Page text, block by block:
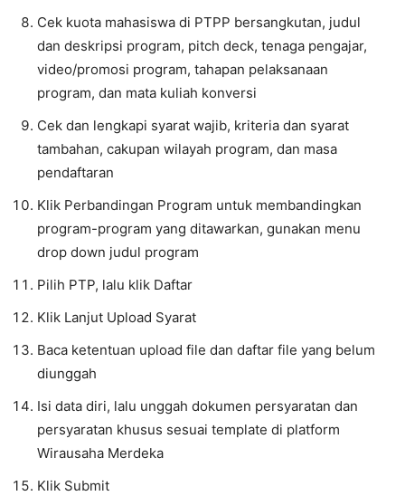
Cek kuota mahasiswa di PTPP bersangkutan, judul
dan deskripsi program, pitch deck, tenaga pengajar,
video/promosi program, tahapan pelaksanaan
program, dan mata kuliah konversi
Cek dan lengkapi syarat wajib, kriteria dan syarat
tambahan, cakupan wilayah program, dan masa
pendaftaran
Klik Perbandingan Program untuk membandingkan
program-program yang ditawarkan, gunakan menu
drop down judul program
Pilih PTP, lalu klik Daftar
Klik Lanjut Upload Syarat
Baca ketentuan upload file dan daftar file yang belum
diunggah
Isi data diri, lalu unggah dokumen persyaratan dan
persyaratan khusus sesuai template di platform
Wirausaha Merdeka
Klik Submit